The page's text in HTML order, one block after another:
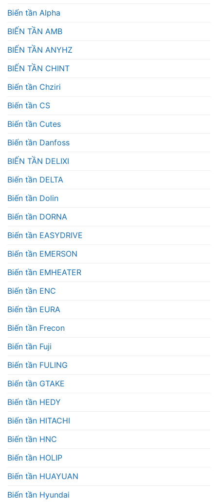
Biến tần Alpha
BIẾN TẦN AMB
BIẾN TẦN ANYHZ
BIẾN TẦN CHINT
Biến tần Chziri
Biến tần CS
Biến tần Cutes
Biến tần Danfoss
BIẾN TẦN DELIXI
Biến tần DELTA
Biến tần Dolin
Biến tần DORNA
Biến tần EASYDRIVE
Biến tần EMERSON
Biến tần EMHEATER
Biến tần ENC
Biến tần EURA
Biến tần Frecon
Biến tần Fuji
Biến tần FULING
Biến tần GTAKE
Biến tần HEDY
Biến tần HITACHI
Biến tần HNC
Biến tần HOLIP
Biến tần HUAYUAN
Biến tần Hyundai